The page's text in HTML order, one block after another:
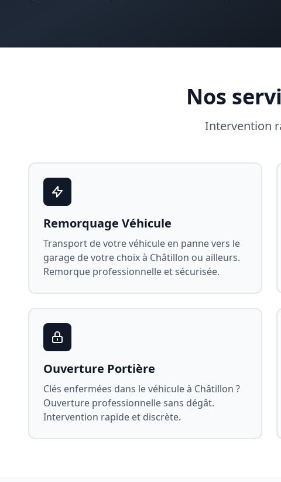
Nos
Intervention
Remorquage Véhicule
Transport de votre véhicule en panne vers le
garage de votre choix à Châtillon ou ailleurs.
Remorque professionnelle et sécurisée.
Ouverture Portière
Clés enfermées dans le véhicule à Châtillon ?
Ouverture professionnelle sans dégât.
Intervention rapide et discrète.